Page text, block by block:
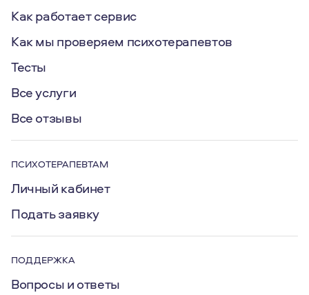
Как работает сервис
Как мы проверяем психотерапевтов
Тесты
Все услуги
Все отзывы
ПСИХОТЕРАПЕВТАМ
Личный кабинет
Подать заявку
ПОДДЕРЖКА
Вопросы и ответы